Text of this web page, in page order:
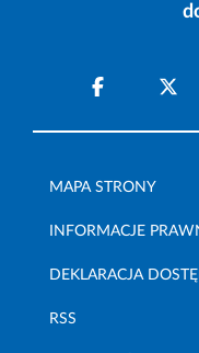
MAPA STRONY
INFORMACJE
DEKLARACJA
RSS